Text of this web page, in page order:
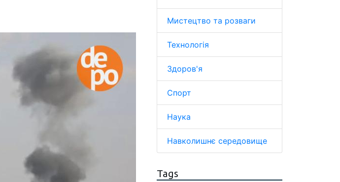
Мистецтво та розваги
Технологія
Здоров'я
Спорт
Наука
Навколишнє середовище
Tags